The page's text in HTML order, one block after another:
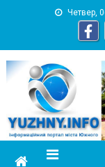
Четвер,